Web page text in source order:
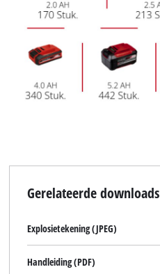
Gerelateerde downloads
Explosietekening (JPEG)
Handleiding (PDF)